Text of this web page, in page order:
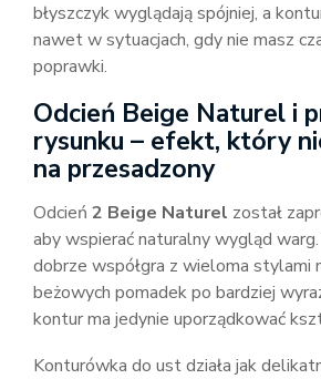
błyszczyk wyglądają spójniej, a
nawet w sytuacjach, gdy nie masz
poprawki.
Odcień Beige Naturel i
rysunku – efekt, który
na przesadzony
Odcień 2 Beige Naturel został
aby wspierać naturalny wygląd
dobrze współgra z wieloma stylami
beżowych pomadek po bardziej
kontur ma jedynie uporządkować
Konturówka do ust działa jak